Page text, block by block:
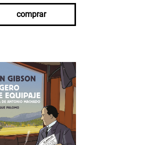
comprar